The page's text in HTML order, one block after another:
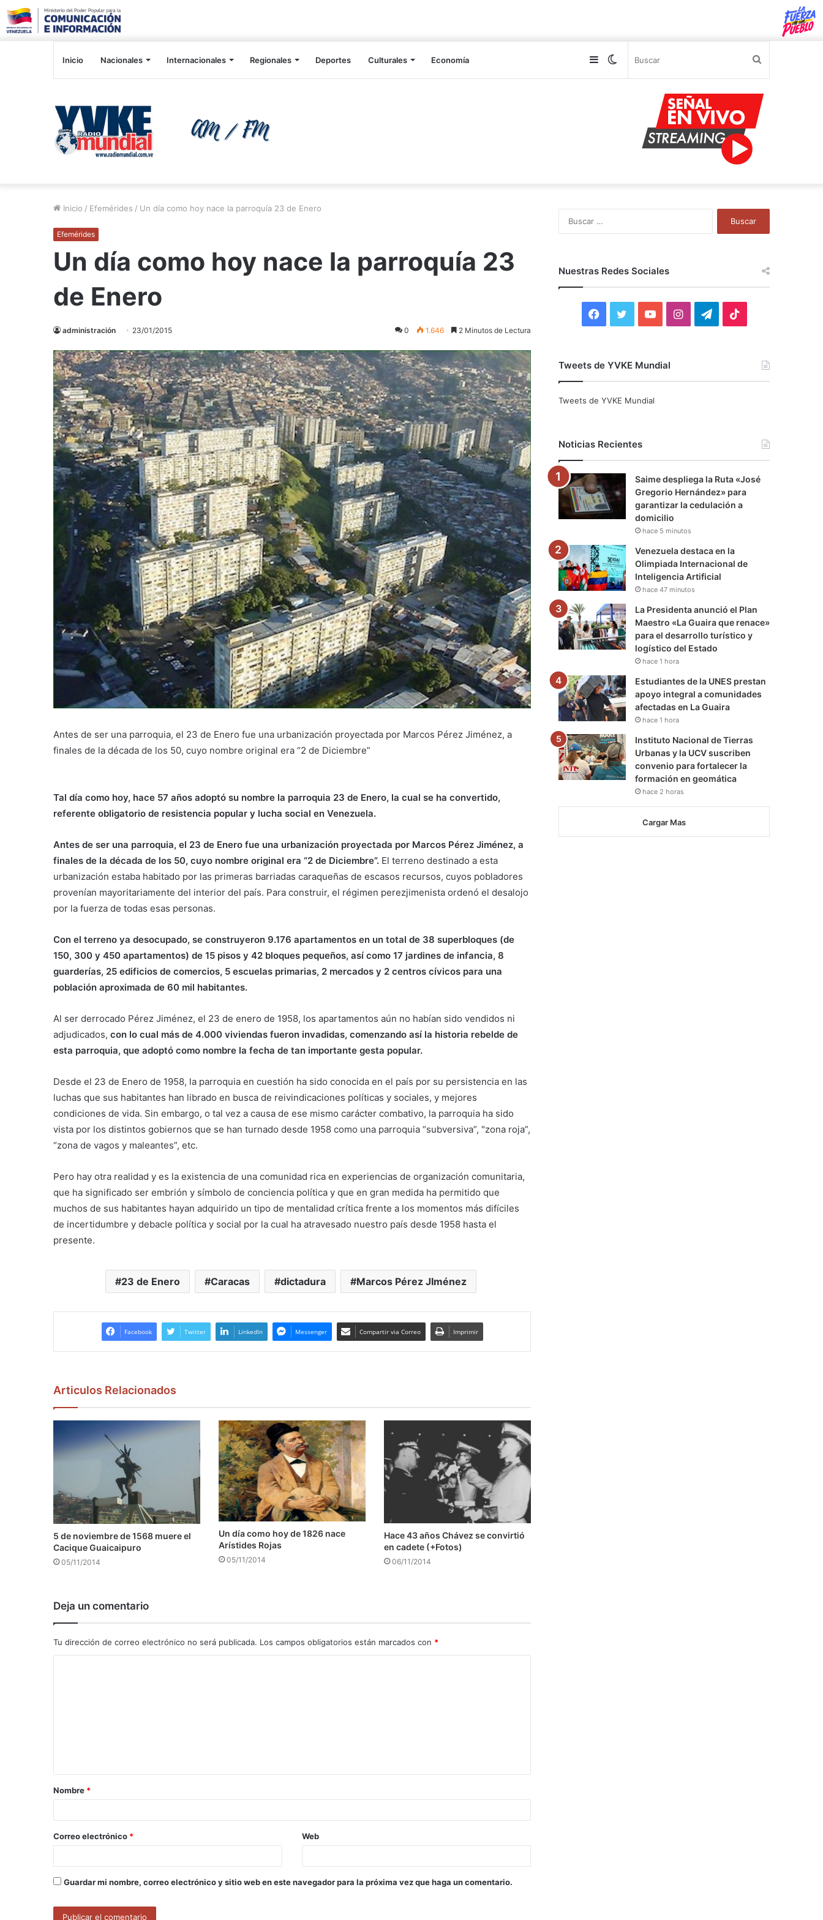
Inicio Nacionales Internacionales Regionales Deportes Culturales Economía Switch
Sidebar
Inicio / Efemérides / Un día como hoy nace la parroquía 23 de Enero
Efemérides
Un día como hoy nace la parroquía 23
de Enero
administración 23/01/2015 0 1.646 2 Minutos de Lectura
Antes de ser una parroquia, el 23 de Enero fue una urbanización proyectada por Marcos Pérez Jiménez, a
finales de la década de los 50, cuyo nombre original era “2 de Diciembre”
Tal día como hoy, hace 57 años adoptó su nombre la parroquia 23 de Enero, la cual se ha convertido,
referente obligatorio de resistencia popular y lucha social en Venezuela.
Antes de ser una parroquia, el 23 de Enero fue una urbanización proyectada por Marcos Pérez Jiménez, a
finales de la década de los 50, cuyo nombre original era “2 de Diciembre”. El terreno destinado a esta
urbanización estaba habitado por las primeras barriadas caraqueñas de escasos recursos, cuyos pobladores
provenían mayoritariamente del interior del país. Para construir, el régimen perezjimenista ordenó el desalojo
por la fuerza de todas esas personas.
Con el terreno ya desocupado, se construyeron 9.176 apartamentos en un total de 38 superbloques (de
150, 300 y 450 apartamentos) de 15 pisos y 42 bloques pequeños, así como 17 jardines de infancia, 8
guarderías, 25 edificios de comercios, 5 escuelas primarias, 2 mercados y 2 centros cívicos para una
población aproximada de 60 mil habitantes.
Al ser derrocado Pérez Jiménez, el 23 de enero de 1958, los apartamentos aún no habían sido vendidos ni
adjudicados, con lo cual más de 4.000 viviendas fueron invadidas, comenzando así la historia rebelde de
esta parroquia, que adoptó como nombre la fecha de tan importante gesta popular.
Desde el 23 de Enero de 1958, la parroquia en cuestión ha sido conocida en el país por su persistencia en las
luchas que sus habitantes han librado en busca de reivindicaciones políticas y sociales, y mejores
condiciones de vida. Sin embargo, o tal vez a causa de ese mismo carácter combativo, la parroquia ha sido
vista por los distintos gobiernos que se han turnado desde 1958 como una parroquia “subversiva”, "zona roja”,
“zona de vagos y maleantes”, etc.
Pero hay otra realidad y es la existencia de una comunidad rica en experiencias de organización comunitaria,
que ha significado ser embrión y símbolo de conciencia política y que en gran medida ha permitido que
muchos de sus habitantes hayan adquirido un tipo de mentalidad crítica frente a los momentos más difíciles
de incertidumbre y debacle política y social por la cual ha atravesado nuestro país desde 1958 hasta el
presente.
23 de Enero Caracas dictadura Marcos Pérez JIménez
Facebook Twitter LinkedIn Messenger Compartir via Correo Imprimir
Articulos Relacionados
5 de noviembre de 1568 muere el
Cacique Guaicaipuro
05/11/2014
Un día como hoy de 1826 nace
Arístides Rojas
05/11/2014
Hace 43 años Chávez se convirtió
en cadete (+Fotos)
06/11/2014
Deja un comentario
Tu dirección de correo electrónico no será publicada. Los campos obligatorios están marcados con *
a
r
*
Nombre *
Correo electrónico * Web
Guardar mi nombre, correo electrónico y sitio web en este navegador para la próxima vez que haga un comentario.
Nuestras Redes Sociales
F
c
o
k
i
r
Y
u
e
I
r
a
m
T
a
m
Tweets de YVKE Mundial
Tweets de YVKE Mundial
Noticias Recientes
Saime despliega la Ruta «José
Gregorio Hernández» para
garantizar la cedulación a
domicilio
hace 5 minutos
Venezuela destaca en la
Olimpiada Internacional de
Inteligencia Artificial
hace 47 minutos
La Presidenta anunció el Plan
Maestro «La Guaira que renace»
para el desarrollo turístico y
logístico del Estado
hace 1 hora
Estudiantes de la UNES prestan
apoyo integral a comunidades
afectadas en La Guaira
hace 1 hora
Instituto Nacional de Tierras
Urbanas y la UCV suscriben
convenio para fortalecer la
formación en geomática
hace 2 horas
Cargar Mas